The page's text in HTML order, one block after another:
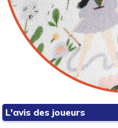
L'avis des joueurs